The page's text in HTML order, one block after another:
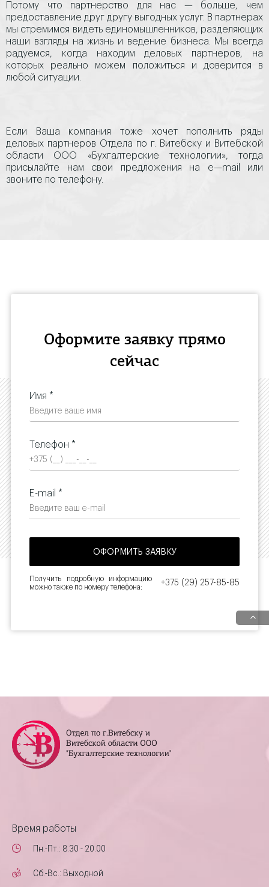
Потому что партнерство для нас — больше, чем
предоставление друг другу выгодных услуг. В партнерах
мы стремимся видеть единомышленников, разделяющих
наши взгляды на жизнь и ведение бизнеса. Мы всегда
радуемся, когда находим деловых партнеров, на
которых реально можем положиться и доверится в
любой ситуации.
Если Ваша компания тоже хочет пополнить ряды
деловых партнеров Отдела по г. Витебску и Витебской
области ООО «Бухгалтерские технологии», тогда
присылайте нам свои предложения на e—mail или
звоните по телефону.
Оформите заявку прямо
сейчас
Имя *
Телефон *
E-mail *
Получить подробную информацию
можно также по номеру телефона:
+375 (29) 257-85-85
Время работы
Пн.-Пт.: 8.30 - 20.00
Сб.-Вс.: Выходной